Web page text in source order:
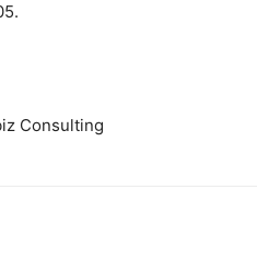
Consulting